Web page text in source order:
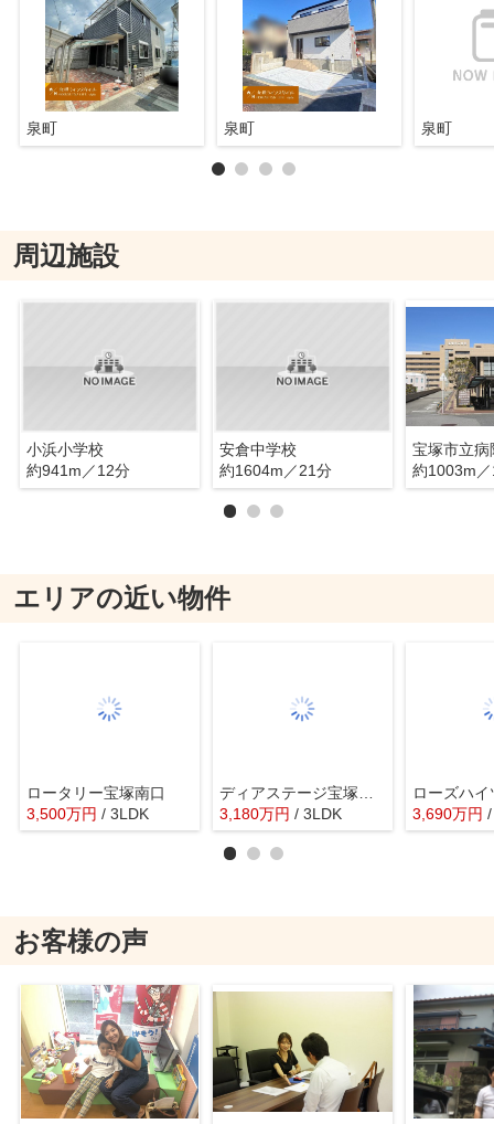
泉町 泉町 泉町
周辺施設
小浜小学校
約941m／12分
安倉中学校
約1604m／21分
宝塚市立病
約1003m
エリアの近い物件
ロータリー宝塚南口
3,500万円 / 3LDK
3,180万円 / 3LDK
ローズハイ
3,690万円
お客様の声